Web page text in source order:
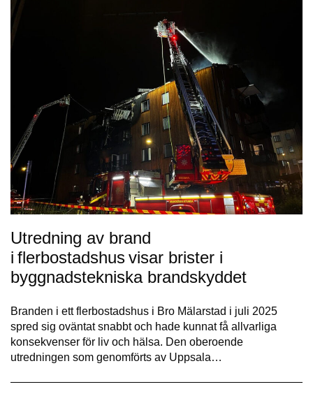
Utredning av brand
i flerbostadshus visar brister i
byggnadstekniska brandskyddet
Branden i ett flerbostadshus i Bro Mälarstad i juli 2025
spred sig oväntat snabbt och hade kunnat få allvarliga
konsekvenser för liv och hälsa. Den oberoende
utredningen som genomförts av Uppsala…